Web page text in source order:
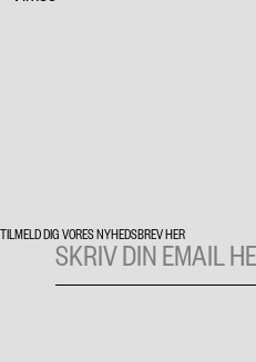
TILMELD DIG VORES NYHEDSBREV HER